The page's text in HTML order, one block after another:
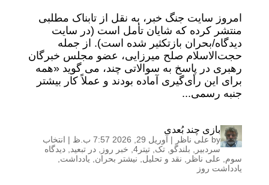
امروز سایت جنگ خبر، به نقل از تابناک مطلبی
منتشر کرده که شایان تأمل است (در سایت
دیدگاه/بحران بازتکثیر شده است). از جمله
حجت‌الاسلام صلح میرزایی، عضو مجلس خبرگان
رهبری در پاسخ به سوالاتی چند، می گوید «همه
برای این رأی‌گیری آماده بودند و عملاً کار بیشتر
جنبه رسمی...
بازی چند بُعدی
by علی ناظر | آوریل 29, 2026 7:57 ب.ظ | انتخاب
سردبیر
بلندگو تک تیتر4 , خبر روز در تبعید
دیدگاه
سوم
علی ناظر نقد و تحلیل نیشتر بحران یادداشت
یادداشت روز